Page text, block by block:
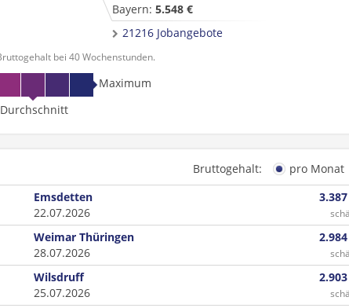
Bayern: 5.548 €
21216 Jobangebote
bei 40 Wochenstunden.
Maximum
Durchschnitt
Bruttogehalt: pro Monat
Emsdetten
22.07.2026
Weimar Thüringen
28.07.2026
Wilsdruff
25.07.2026